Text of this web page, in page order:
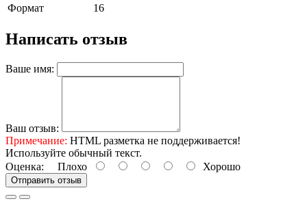
Формат
16
Написать отзыв
Ваше имя:
Ваш отзыв:
Примечание: HTML разметка не поддерживается!
Используйте обычный текст.
Оценка: Плохо Хорошо
Отправить отзыв